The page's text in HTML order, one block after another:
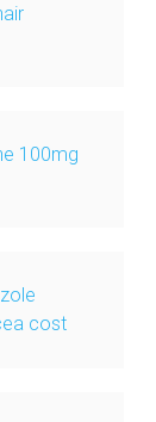
100mg
cost